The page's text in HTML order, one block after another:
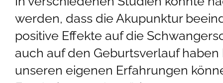
werden, dass die Akupunktur
positive Effekte auf die
auch auf den Geburtsverlauf haben
unseren eigenen Erfahrungen